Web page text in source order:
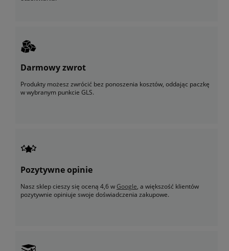
Darmowy zwrot
Produkty możesz zwrócić bez ponoszenia kosztów, oddając paczkę
w wybranym punkcie GLS.
Pozytywne opinie
Nasz sklep cieszy się oceną 4,6 wGoogle, a większość klientów
pozytywnie opiniuje swoje doświadczenia zakupowe.